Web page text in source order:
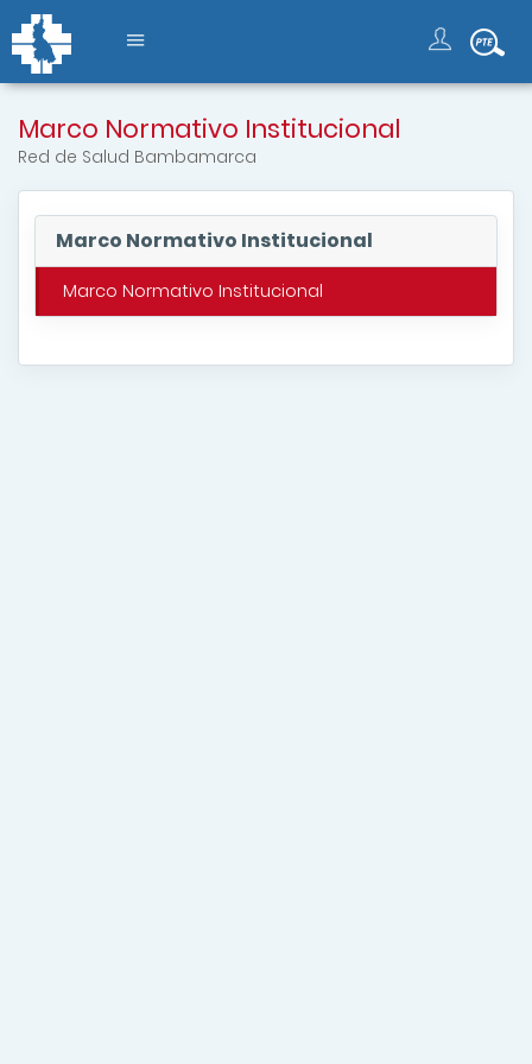
Marco Normativo Institucional
Red de Salud Bambamarca
Marco Normativo Institucional
Marco Normativo Institucional